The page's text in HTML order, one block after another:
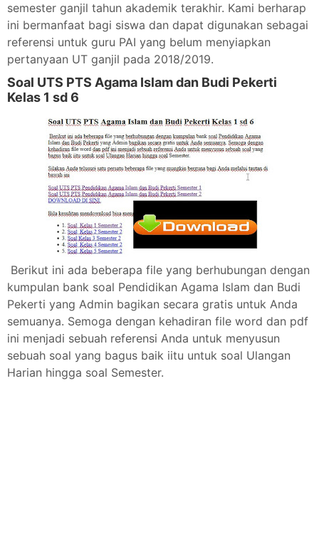
semester ganjil tahun akademik terakhir. Kami berharap
ini bermanfaat bagi siswa dan dapat digunakan sebagai
referensi untuk guru PAI yang belum menyiapkan
pertanyaan UT ganjil pada 2018/2019.
Soal UTS PTS Agama Islam dan Budi Pekerti
Kelas 1 sd 6
Berikut ini ada beberapa file yang berhubungan dengan
kumpulan bank soal Pendidikan Agama Islam dan Budi
Pekerti yang Admin bagikan secara gratis untuk Anda
semuanya. Semoga dengan kehadiran file word dan pdf
ini menjadi sebuah referensi Anda untuk menyusun
sebuah soal yang bagus baik iitu untuk soal Ulangan
Harian hingga soal Semester.